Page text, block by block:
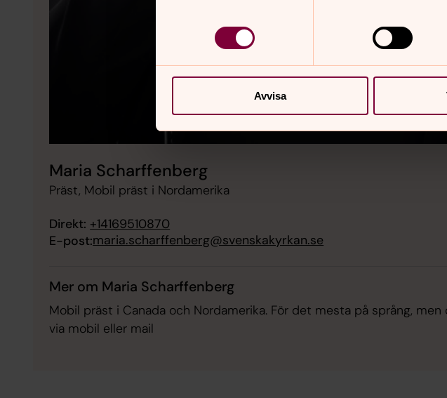
Avvisa
Maria Scharffenberg
Präst, Mobil präst i Nordamerika
Direkt: +14169510870
E-post:maria.scharffenberg@svenskakyrkan.se
Mer om Maria Scharffenberg
Mobil präst i Canada och Nordamerika. För det mesta på språng,
via mobil eller mail